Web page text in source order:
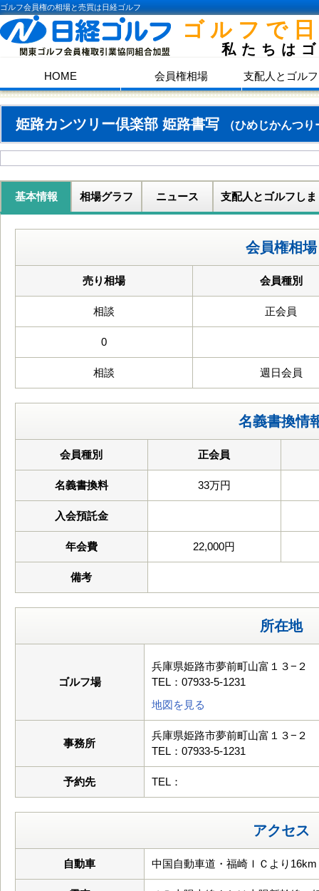
ゴルフ会員権の相場と売買は日経ゴルフ
ゴルフで
私たちは
HOME 会員権相場 支配人とゴル
姫路カンツリー倶楽部 姫路書写 （ひめじかんつ
基本情報 相場グラフ ニュース 支配人とゴルフしま
会員権相場
売り相場 会員種別
相談 正会員
0
相談 週日会員
名義書換情
会員種別 正会員
名義書換料 33万円
入会預託金
年会費 22,000円
備考
所在地
ゴルフ場
兵庫県姫路市夢前町山富１３−２
TEL：07933-5-1231
地図を見る
事務所
兵庫県姫路市夢前町山富１３−２
TEL：07933-5-1231
予約先 TEL：
アクセス
自動車 中国自動車道・福崎ＩＣより16km